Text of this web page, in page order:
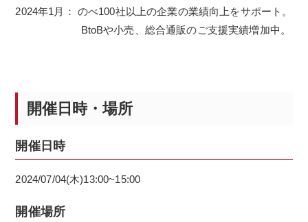
2024年1月： のべ100社以上の企業の業績向上をサポート。
BtoBや小売、総合通販のご支援実績増加中。
開催日時・場所
開催日時
2024/07/04(木)13:00~15:00
開催場所